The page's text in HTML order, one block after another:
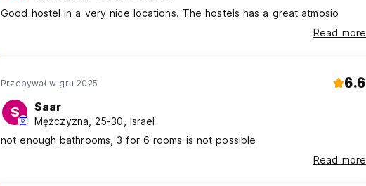
Good hostel in a very nice locations. The hostels has a great atmosio
Read more
Przebywał w gru 2025 6.6
S Saar
Mężczyzna, 25-30, Israel
not enough bathrooms, 3 for 6 rooms is not possible
Read more